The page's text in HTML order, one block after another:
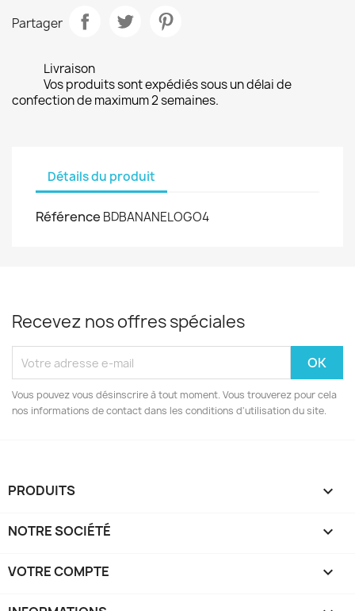
Partager
Livraison
Vos produits sont expédiés sous un délai de
confection de maximum 2 semaines.
Détails du produit
Référence BDBANANELOGO4
Recevez nos offres spéciales
Vous pouvez vous désinscrire à tout moment. Vous trouverez pour cela
nos informations de contact dans les conditions d'utilisation du site.
PRODUITS 
NOTRE SOCIÉTÉ 
VOTRE COMPTE 